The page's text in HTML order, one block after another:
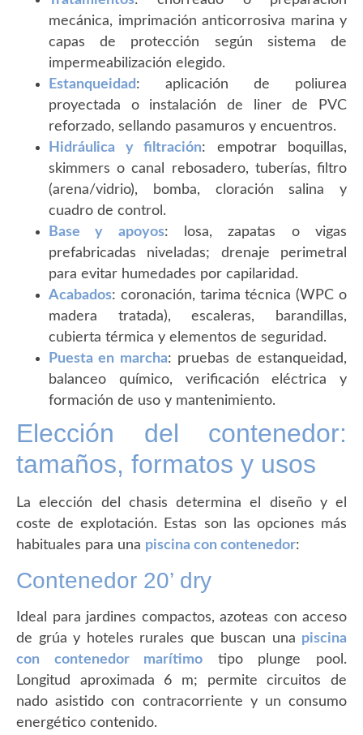
mecánica, imprimación anticorrosiva marina y
capas de protección según sistema de
impermeabilización elegido.
Estanqueidad: aplicación de poliurea
proyectada o instalación de liner de PVC
reforzado, sellando pasamuros y encuentros.
Hidráulica y filtración: empotrar boquillas,
skimmers o canal rebosadero, tuberías, filtro
(arena/vidrio), bomba, cloración salina y
cuadro de control.
Base y apoyos: losa, zapatas o vigas
prefabricadas niveladas; drenaje perimetral
para evitar humedades por capilaridad.
Acabados: coronación, tarima técnica (WPC o
madera tratada), escaleras, barandillas,
cubierta térmica y elementos de seguridad.
Puesta en marcha: pruebas de estanqueidad,
balanceo químico, verificación eléctrica y
formación de uso y mantenimiento.
Elección del contenedor:
tamaños, formatos y usos
La elección del chasis determina el diseño y el
coste de explotación. Estas son las opciones más
habituales para una piscina con contenedor:
Contenedor 20’ dry
Ideal para jardines compactos, azoteas con acceso
de grúa y hoteles rurales que buscan una piscina
con contenedor marítimo tipo plunge pool.
Longitud aproximada 6 m; permite circuitos de
nado asistido con contracorriente y un consumo
energético contenido.